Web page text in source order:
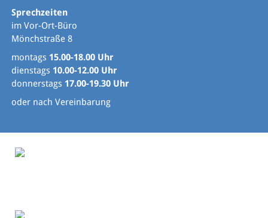
Sprechzeiten
im Vor-Ort-Büro
Mönchstraße 8
montags 15.00-18.00 Uhr
dienstags 10.00-12.00 Uhr
donnerstags 17.00-19.30 Uhr
oder nach Vereinbarung